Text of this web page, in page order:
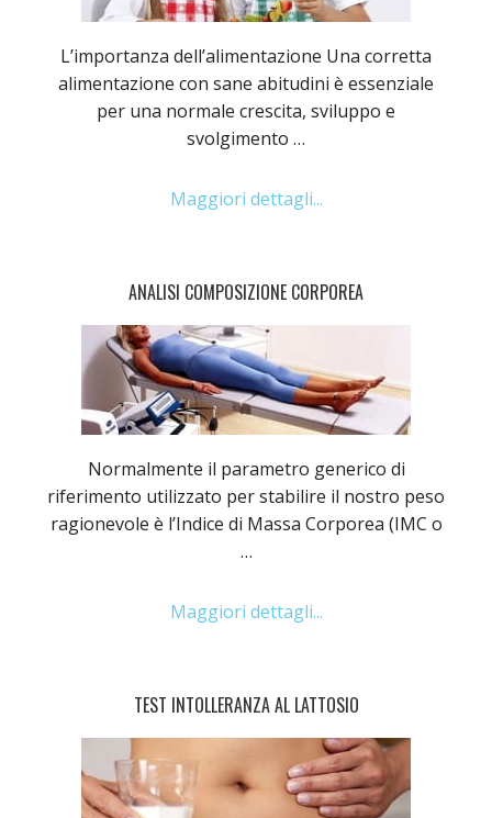
L’importanza dell’alimentazione Una corretta
alimentazione con sane abitudini è essenziale
per una normale crescita, sviluppo e
svolgimento …
Maggiori dettagli...
ANALISI COMPOSIZIONE CORPOREA
Normalmente il parametro generico di
riferimento utilizzato per stabilire il nostro peso
ragionevole è l’Indice di Massa Corporea (IMC o
…
Maggiori dettagli...
TEST INTOLLERANZA AL LATTOSIO